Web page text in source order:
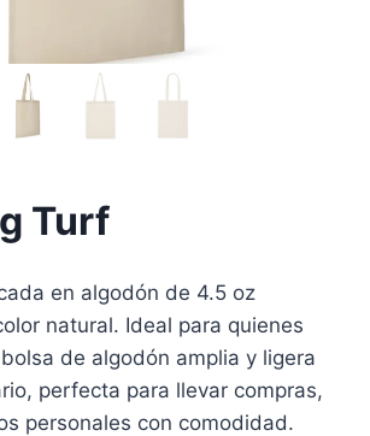
Turf
en algodón de 4.5 oz
natural. Ideal para quienes
de algodón amplia y ligera
perfecta para llevar compras,
personales con comodidad.